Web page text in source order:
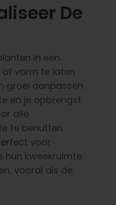
De
in een
vorm te laten
groei aanpassen
en je opbrengst
alle
te benutten.
voor
hun kweekruimte
vooral als de